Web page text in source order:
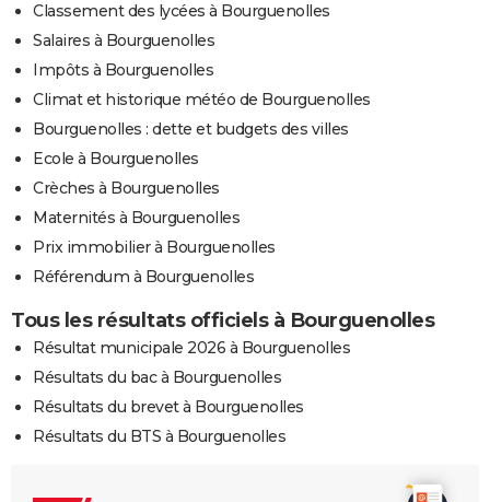
Classement des lycées à Bourguenolles
Salaires à Bourguenolles
Impôts à Bourguenolles
Climat et historique météo de Bourguenolles
Bourguenolles : dette et budgets des villes
Ecole à Bourguenolles
Crèches à Bourguenolles
Maternités à Bourguenolles
Prix immobilier à Bourguenolles
Référendum à Bourguenolles
Tous les résultats officiels à Bourguenolles
Résultat municipale 2026 à Bourguenolles
Résultats du bac à Bourguenolles
Résultats du brevet à Bourguenolles
Résultats du BTS à Bourguenolles